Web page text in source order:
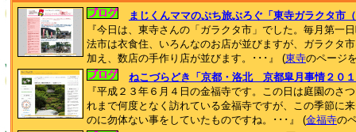
まじくんママのぷち旅ぶろぐ「東寺ガラクタ市
『今日は、東寺さんの「ガラクタ市」でした。毎月第一
法市は衣食住、いろんなのお店が並びますが、ガラクタ
加え、数店の手作り店が並びます。･･･』 (東寺のページ
ねこづらどき「京都・洛北 京都皐月事情２
『平成２３年６月４日の金福寺です。この日は庭園のさ
れまで何度となく訪れている金福寺ですが、この季節に
のに勿体ない事をしていたものですね。･･･』 (金福寺の